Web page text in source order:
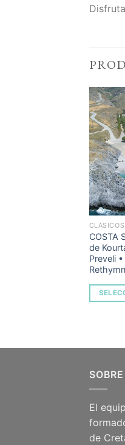
COSTA
de
Preveli
El
de